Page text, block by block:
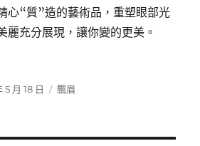
心“質”造的藝術品，重塑眼部光
麗充分展現，讓你變的更美。
5 月 18 日
分
飄眉